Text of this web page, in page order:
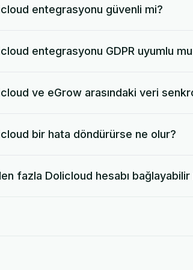
entegrasyonu güvenli mi?
entegrasyonu GDPR uyumlu
ve eGrow arasındaki veri
bir hata döndürürse ne olur?
fazla Dolicloud hesabı bağlayabilir